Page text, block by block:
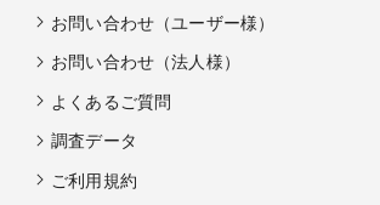
お問い合わせ（ユーザー様）
お問い合わせ（法人様）
よくあるご質問
調査データ
ご利用規約